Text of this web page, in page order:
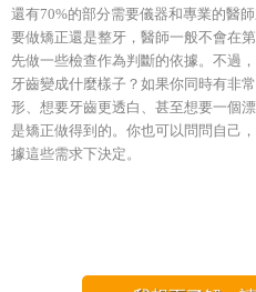
還有70%的部分需要儀器和專業的醫
要做矯正還是整牙，醫師一般不會在
先做一些檢查作為判斷的依據。不過
牙齒變成什麼樣子？如果你同時有非
形、想要牙齒更透白、甚至想要一個
是矯正做得到的。你也可以問問自己
據這些需求下決定。